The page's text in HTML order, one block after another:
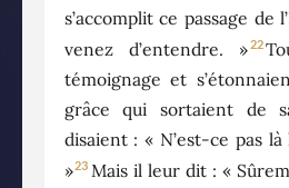
s’accomplit ce passage de
venez d’entendre. »22
témoignage et
grâce qui sortaient de
disaient : « N’est-ce pas
»23 Mais il leur dit : «